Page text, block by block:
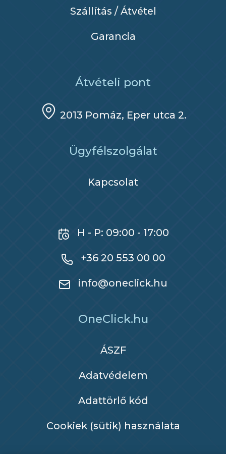
Szállítás / Átvétel
Garancia
Átvételi pont
2013 Pomáz, Eper utca 2.
Ügyfélszolgálat
Kapcsolat
H - P: 09:00 - 17:00
+36 20 553 00 00
info@oneclick.hu
OneClick.hu
ÁSZF
Adatvédelem
Adattörlő kód
Cookiek (sütik) használata